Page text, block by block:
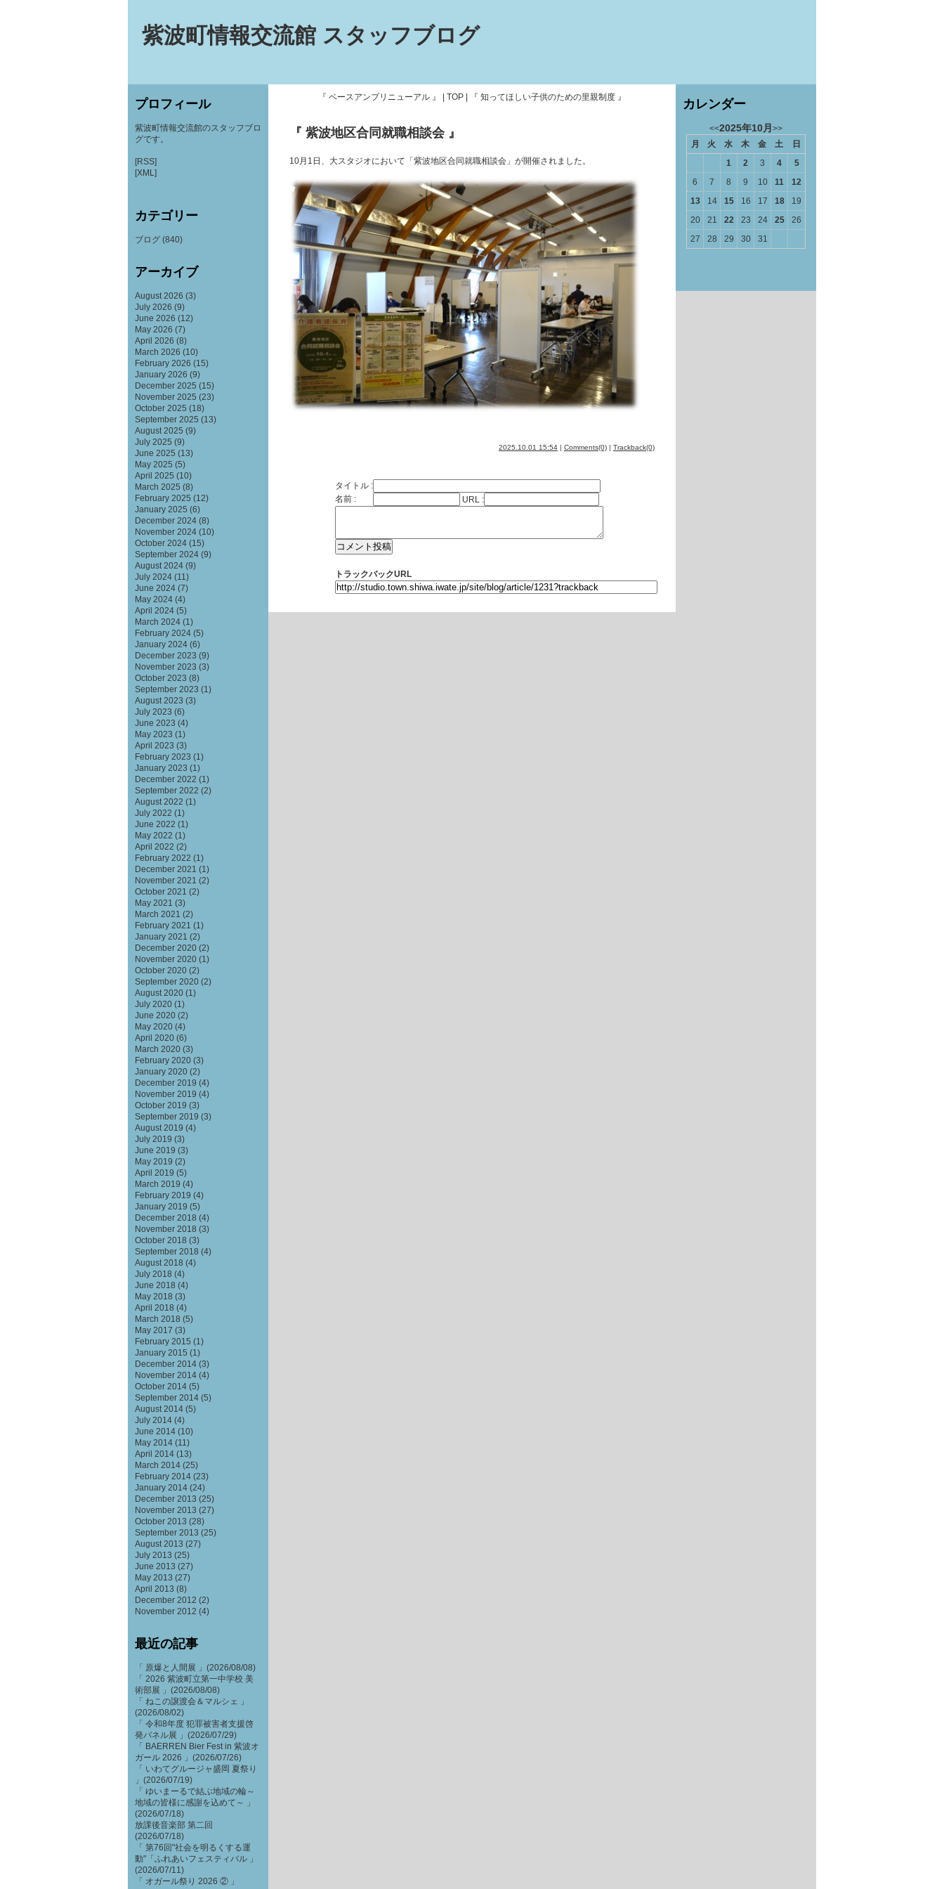
紫波町情報交流館 スタッフブログ
『 ベースアンプリニューアル 』 TOP 『 知ってほしい子供のための里親制度 』
『 紫波地区合同就職相談会 』
10月1日、大スタジオにおいて「紫波地区合同就職相談会」が開催されました。
2025.10.01 15:54 | Comments(0) | Trackback(0)
タイトル :
名前 :
URL :
トラックバックURL
プロフィール
紫波町情報交流館のスタッフブロ
グです。
[RSS]
[XML]
カテゴリー
ブログ (840)
アーカイブ
August 2026 (3)
July 2026 (9)
June 2026 (12)
May 2026 (7)
April 2026 (8)
March 2026 (10)
February 2026 (15)
January 2026 (9)
December 2025 (15)
November 2025 (23)
October 2025 (18)
September 2025 (13)
August 2025 (9)
July 2025 (9)
June 2025 (13)
May 2025 (5)
April 2025 (10)
March 2025 (8)
February 2025 (12)
January 2025 (6)
December 2024 (8)
November 2024 (10)
October 2024 (15)
September 2024 (9)
August 2024 (9)
July 2024 (11)
June 2024 (7)
May 2024 (4)
April 2024 (5)
March 2024 (1)
February 2024 (5)
January 2024 (6)
December 2023 (9)
November 2023 (3)
October 2023 (8)
September 2023 (1)
August 2023 (3)
July 2023 (6)
June 2023 (4)
May 2023 (1)
April 2023 (3)
February 2023 (1)
January 2023 (1)
December 2022 (1)
September 2022 (2)
August 2022 (1)
July 2022 (1)
June 2022 (1)
May 2022 (1)
April 2022 (2)
February 2022 (1)
December 2021 (1)
November 2021 (2)
October 2021 (2)
May 2021 (3)
March 2021 (2)
February 2021 (1)
January 2021 (2)
December 2020 (2)
November 2020 (1)
October 2020 (2)
September 2020 (2)
August 2020 (1)
July 2020 (1)
June 2020 (2)
May 2020 (4)
April 2020 (6)
March 2020 (3)
February 2020 (3)
January 2020 (2)
December 2019 (4)
November 2019 (4)
October 2019 (3)
September 2019 (3)
August 2019 (4)
July 2019 (3)
June 2019 (3)
May 2019 (2)
April 2019 (5)
March 2019 (4)
February 2019 (4)
January 2019 (5)
December 2018 (4)
November 2018 (3)
October 2018 (3)
September 2018 (4)
August 2018 (4)
July 2018 (4)
June 2018 (4)
May 2018 (3)
April 2018 (4)
March 2018 (5)
May 2017 (3)
February 2015 (1)
January 2015 (1)
December 2014 (3)
November 2014 (4)
October 2014 (5)
September 2014 (5)
August 2014 (5)
July 2014 (4)
June 2014 (10)
May 2014 (11)
April 2014 (13)
March 2014 (25)
February 2014 (23)
January 2014 (24)
December 2013 (25)
November 2013 (27)
October 2013 (28)
September 2013 (25)
August 2013 (27)
July 2013 (25)
June 2013 (27)
May 2013 (27)
April 2013 (8)
December 2012 (2)
November 2012 (4)
最近の記事
「 原爆と人間展 」(2026/08/08)
「 2026 紫波町立第一中学校 美
術部展 」(2026/08/08)
「 ねこの譲渡会＆マルシェ 」
(2026/08/02)
「 令和8年度 犯罪被害者支援啓
発パネル展 」(2026/07/29)
「 BAERREN Bier Fest in 紫波オ
ガール 2026 」(2026/07/26)
「 いわてグルージャ盛岡 夏祭り
」(2026/07/19)
「 ゆいまーるで結ぶ地域の輪～
地域の皆様に感謝を込めて～ 」
(2026/07/18)
放課後音楽部 第二回
(2026/07/18)
「 第76回"社会を明るくする運
動"「ふれあいフェスティバル 」
(2026/07/11)
「 オガール祭り 2026 ② 」
カレンダー
<<2025年10月 >>
月
火 水 木 金 土
日
1
2 3 4
5
6
7 8 9 10 11
12
13
14 15 16 17 18
19
20
21 22 23 24 25
26
27
28 29 30 31